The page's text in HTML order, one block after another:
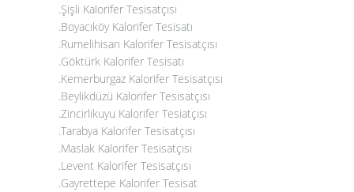
.Şişli Kalorifer Tesisatçısı
.Boyacıköy Kalorifer Tesisatı
.Rumelihisarı Kalorifer Tesisatçısı
.Göktürk Kalorifer Tesisatı
.Kemerburgaz Kalorifer Tesisatçısı
.Beylikdüzü Kalorifer Tesisatçısı
.Zincirlikuyu Kalorifer Tesiatçısı
.Tarabya Kalorifer Tesisatçısı
.Maslak Kalorifer Tesisatçısı
.Levent Kalorifer Tesisatçısı
.Gayrettepe Kalorifer Tesisat